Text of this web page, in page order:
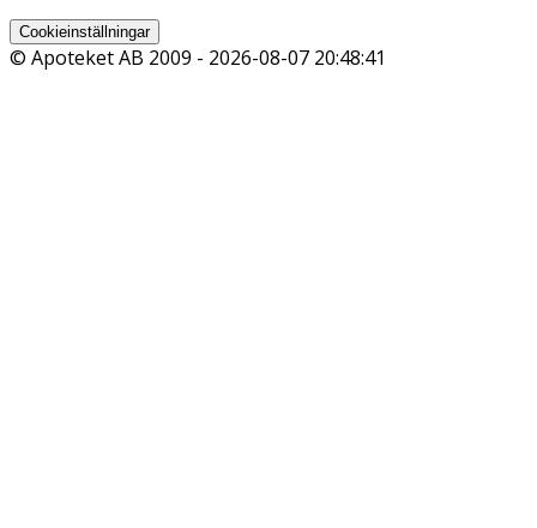
Cookieinställningar
© Apoteket AB 2009 - 2026-08-07 20:48:41